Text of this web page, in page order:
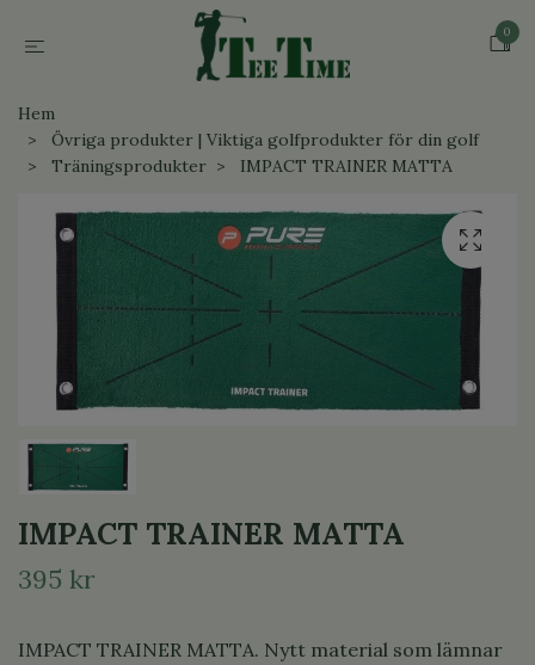
0
Hem
Övriga produkter | Viktiga golfprodukter för din golf
Träningsprodukter
IMPACT TRAINER MATTA
IMPACT TRAINER MATTA
395 kr
IMPACT TRAINER MATTA. Nytt material som lämnar